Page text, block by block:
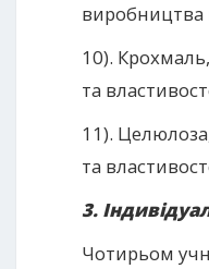
виробництва
10).
та
11).
та
3.
Чотирьом